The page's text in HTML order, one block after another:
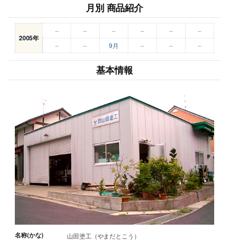
月別 商品紹介
2005年
– – – – –
–
–
– 9月 – – –
基本情報
名称(かな) 山田塗工（やまだとこう）